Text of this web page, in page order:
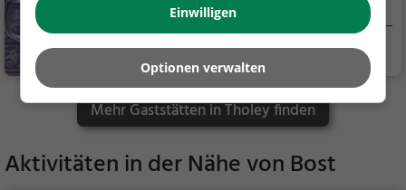
h, Mediterran, Indisc
h, Asiatisch, Vegan
Biergarten in Marpingen
Marpingen
Biergarten, Bier, S
nacks / Getränke, De
utsch, Mittagessen, R
egionalküche
Mehr Gaststätten in Tholey finden
Aktivitäten in der Nähe von Bost
Einwilligen
Optionen verwalten